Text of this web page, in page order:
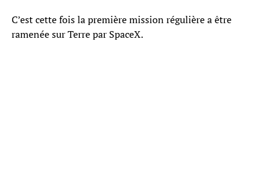
C’est cette fois la première mission régulière a être
ramenée sur Terre par SpaceX.